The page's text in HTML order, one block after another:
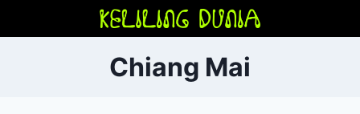
Chiang Mai